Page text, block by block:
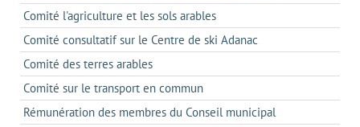
Comité l'agriculture et les sols arables
Comité consultatif sur le Centre de ski Adanac
Comité des terres arables
Comité sur le transport en commun
Rémunération des membres du Conseil municipal